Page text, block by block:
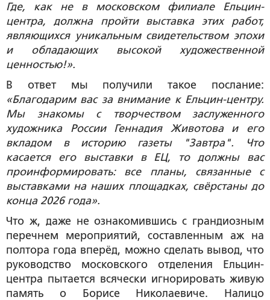
Где, как не в московском филиале Ельцин-
центра, должна пройти выставка этих работ,
являющихся уникальным свидетельством эпохи
и обладающих высокой художественной
ценностью!».
В ответ мы получили такое послание:
«Благодарим вас за внимание к Ельцин-центру.
Мы знакомы с творчеством заслуженного
художника России Геннадия Животова и его
вкладом в историю газеты "Завтра". Что
касается его выставки в ЕЦ, то должны вас
проинформировать: все планы, связанные с
выставками на наших площадках, свёрстаны до
конца 2026 года».
Что ж, даже не ознакомившись с грандиозным
перечнем мероприятий, составленным аж на
полтора года вперёд, можно сделать вывод, что
руководство московского отделения Ельцин-
центра пытается всячески игнорировать живую
память о Борисе Николаевиче. Налицо